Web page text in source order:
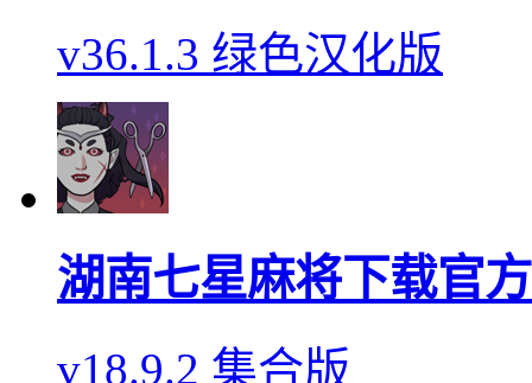
v36.1.3 绿色汉化版
湖南七星麻将下载官
v18.9.2 集合版